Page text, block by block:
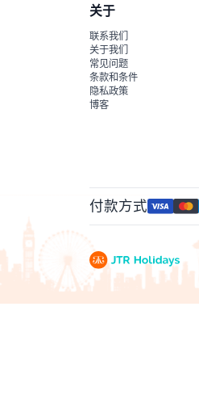
关于
联系我们
关于我们
常见问题
条款和条件
隐私政策
博客
付款方式